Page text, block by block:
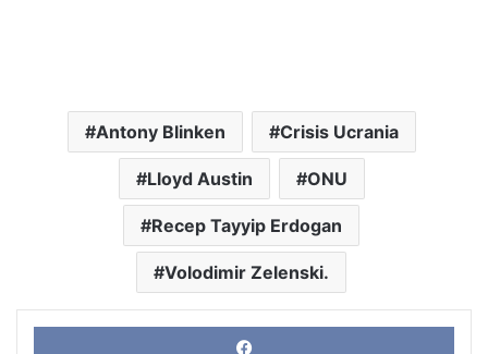
Antony Blinken Crisis Ucrania
Lloyd Austin ONU
Recep Tayyip Erdogan
Volodimir Zelenski.